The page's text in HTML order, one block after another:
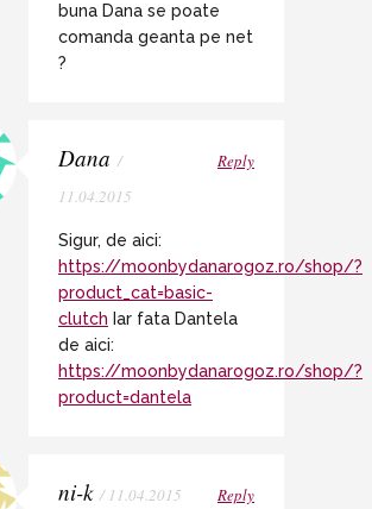
buna Dana se poate
comanda geanta pe net
?
Dana /
11.04.2015
Reply
Sigur, de aici:
https://moonbydanarogoz.ro/shop/?
product_cat=basic-
clutch Iar fata Dantela
de aici:
https://moonbydanarogoz.ro/shop/?
product=dantela
ni-k / 11.04.2015 Reply